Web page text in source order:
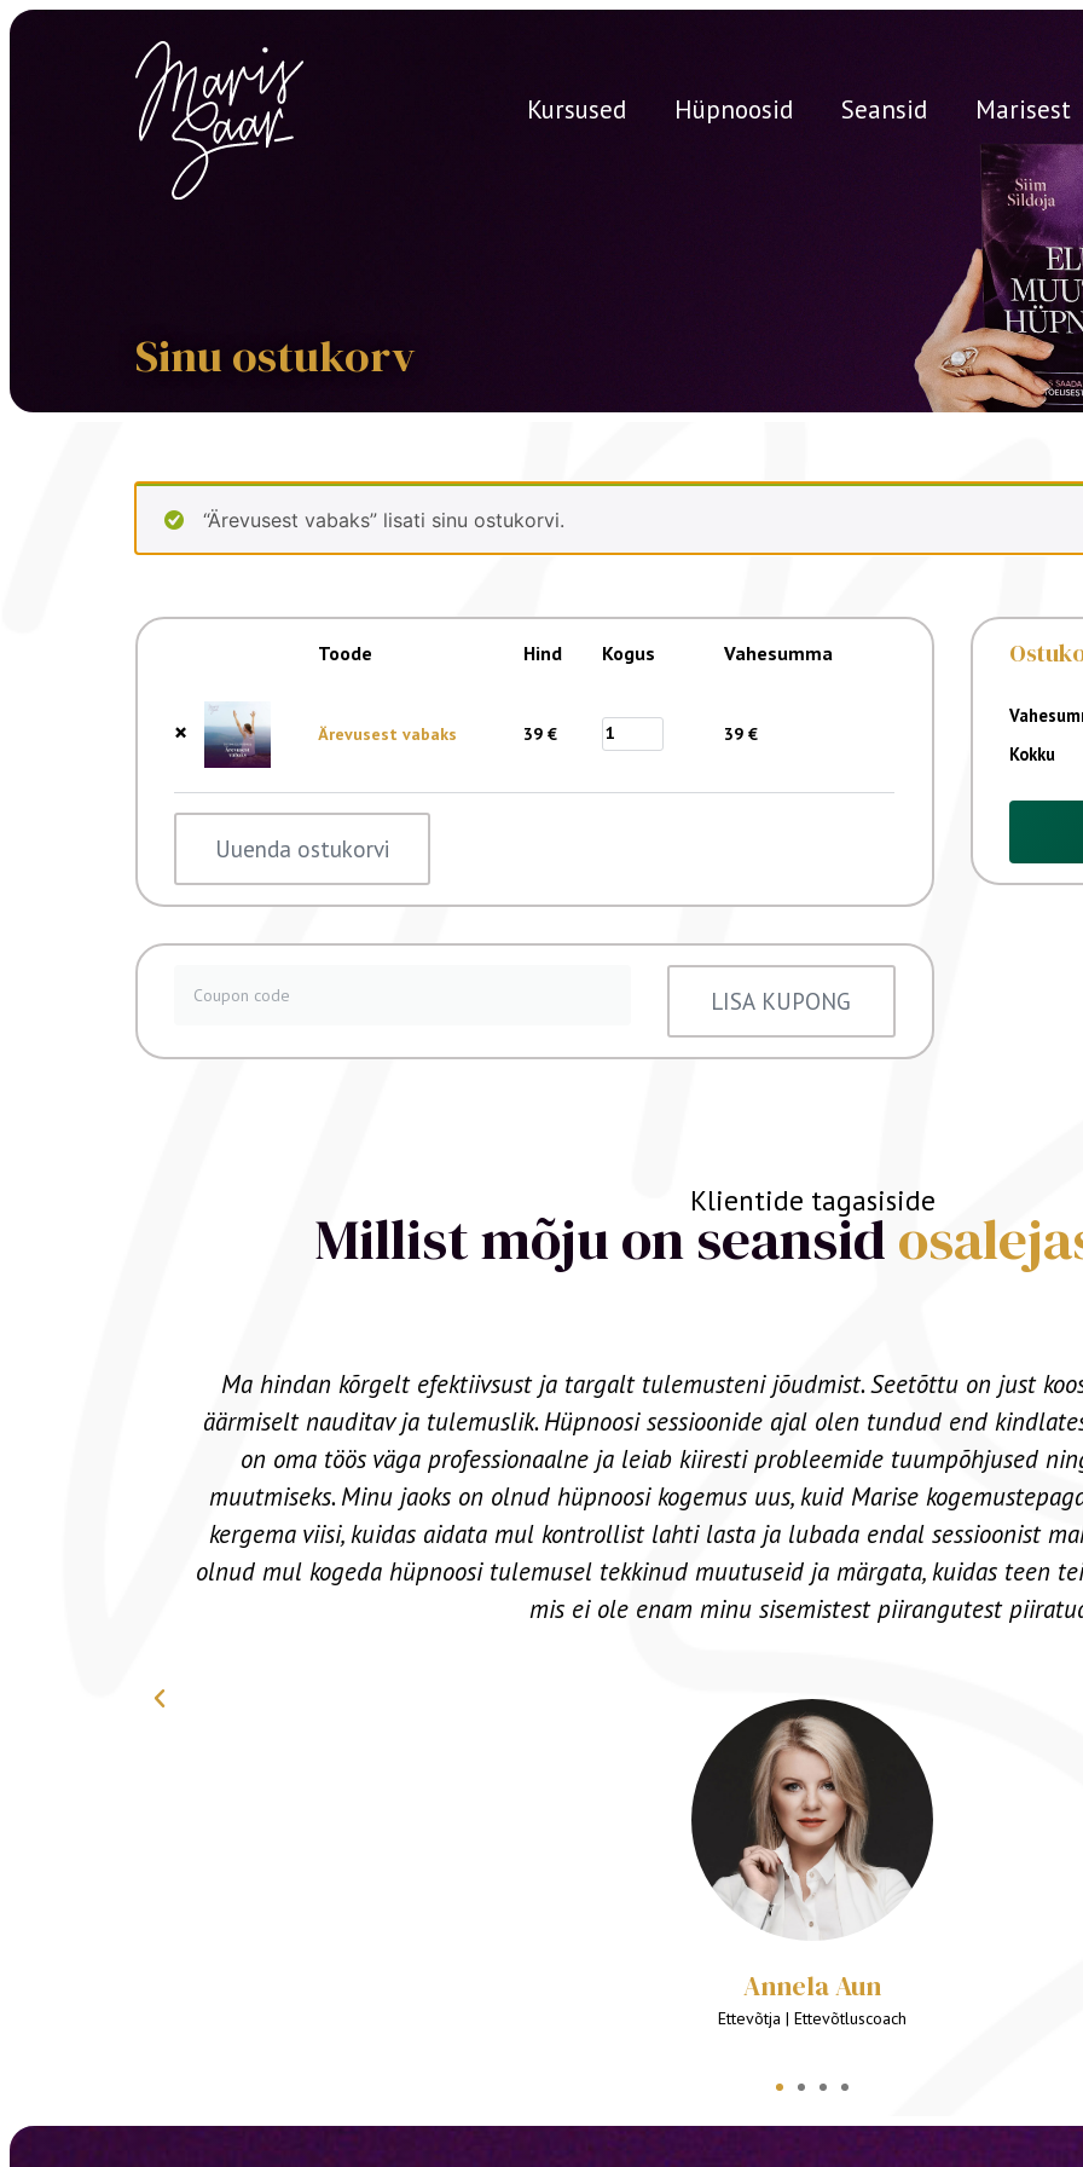
Kursused Hüpnoosid Seansid Marisest
Sinu ostukorv
“Ärevusest vabaks” lisati sinu ostukorvi.
Toode Hind Kogus Vahesumma
× Ärevusest vabaks 39 € 39 €
Uuenda ostukorvi
LISA KUPONG
Klientide tagasiside
Millist mõju on seansid
Marise koolitused on hoopis teisel tasemel! Ta on hämmastav ruumi loomisel, kus
ja pole kordagi tunnet, et oled kogu teabe saamiseks liiga väsinud või on raske
ta oma kursusi korraldab, aitab kõigil osalejatel püsida teravana ja saada
praktiliste harjutuste. Ta on väga professionaalne ja tema koolitused on väga
inimese eelistuste arvestamine ning ta on abiks ja juhendamas ka
Christjan Schumann
Partner & COO - Cleanbeat | Ettevõtlus & Juhtimiskonsultant ning coach